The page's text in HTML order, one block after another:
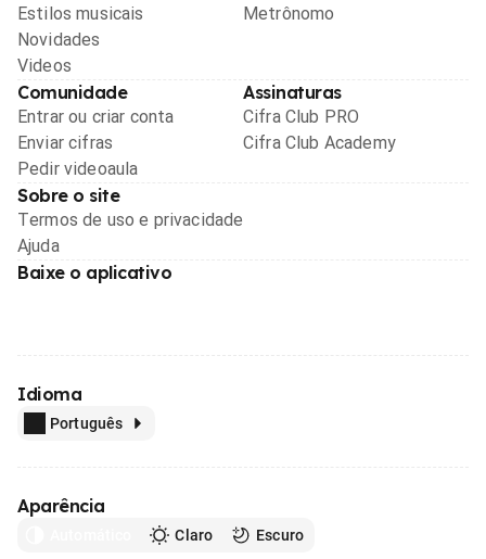
Estilos musicais
Novidades
Videos
Metrônomo
Comunidade
Entrar ou criar conta
Enviar cifras
Pedir videoaula
Assinaturas
Cifra Club PRO
Cifra Club Academy
Sobre o site
Termos de uso e privacidade
Ajuda
Baixe o aplicativo
Idioma
Português
Aparência
Claro Escuro